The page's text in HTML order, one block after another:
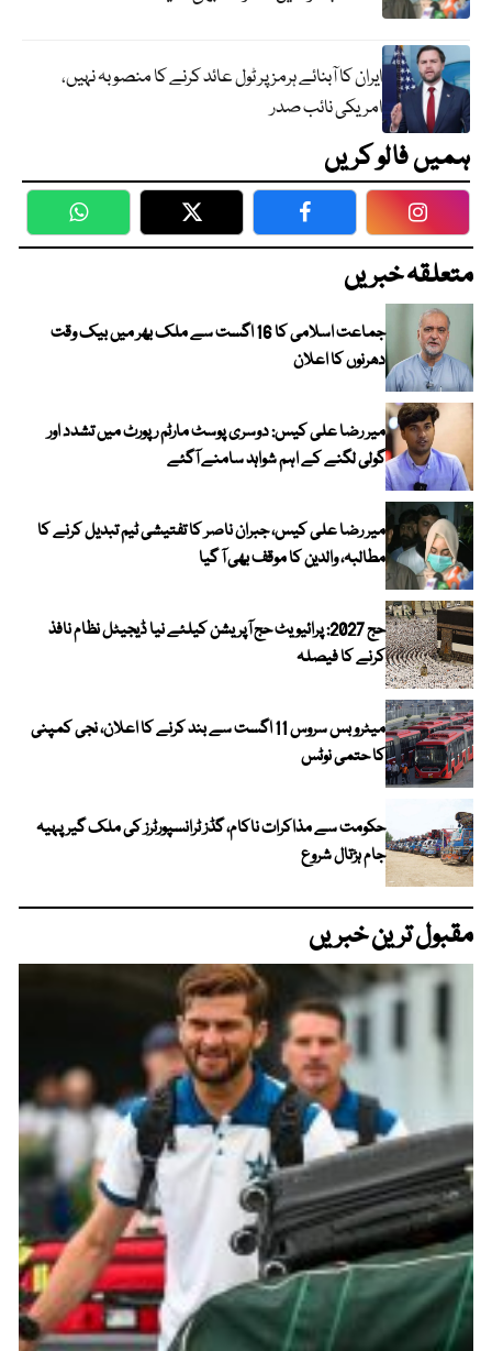
ایران کا آبنائے ہرمز پر ٹول عائد کرنے کا منصوبہ نہیں،
امریکی نائب صدر
ہمیں فالو کریں
WhatsApp Twitter Facebook
متعلقہ خبریں
جماعت اسلامی کا 16 اگست سے ملک بھر میں بیک وقت
دھرنوں کا اعلان
میر رضا علی کیس: دوسری پوسٹ مارٹم رپورٹ میں تشدد اور
گولی لگنے کے اہم شواہد سامنے آگئے
میر رضا علی کیس، جبران ناصر کا تفتیشی ٹیم تبدیل کرنے کا
مطالبہ، والدین کا موقف بھی آ گیا
حج 2027: پرائیویٹ حج آپریشن کیلئے نیا ڈیجیٹل نظام نافذ
کرنے کا فیصلہ
میٹرو بس سروس 11 اگست سے بند کرنے کا اعلان، نجی کمپنی
کا حتمی نوٹس
حکومت سے مذاکرات ناکام، گڈز ٹرانسپورٹرز کی ملک گیر پہیہ
جام ہڑتال شروع
مقبول ترین خبریں